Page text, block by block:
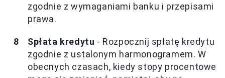
zgodnie z wymaganiami banku i przepisami
prawa.
Spłata kredytu - Rozpocznij spłatę kredytu
zgodnie z ustalonym harmonogramem. W
obecnych czasach, kiedy stopy procentowe